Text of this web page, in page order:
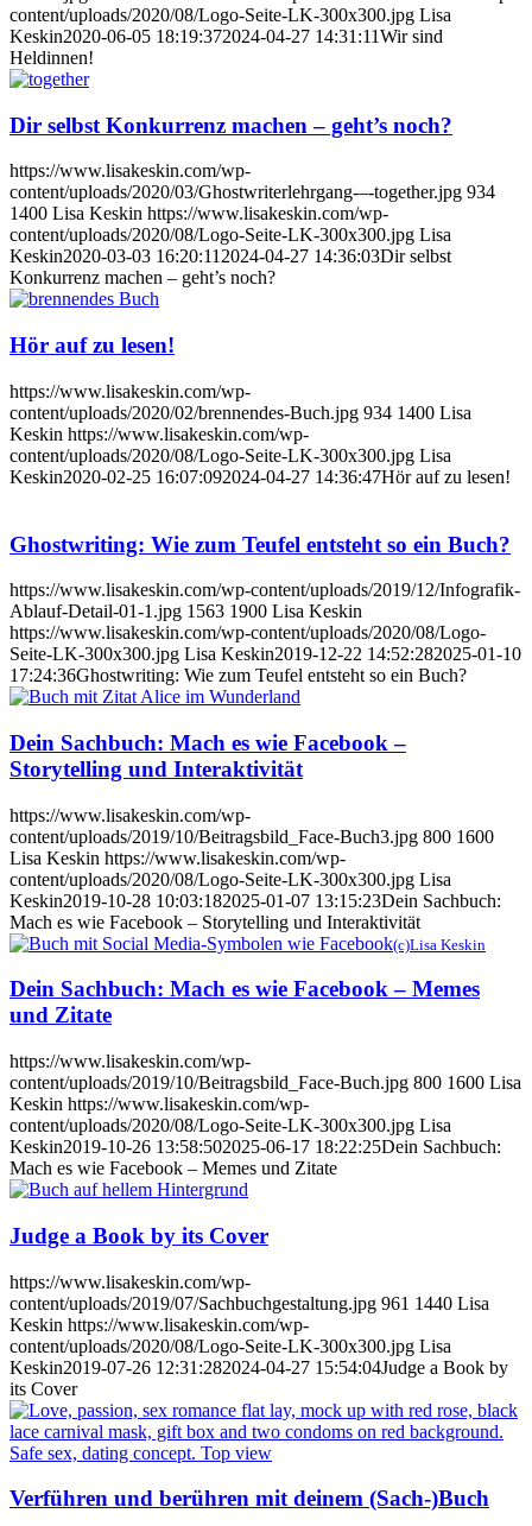
content/uploads/2020/08/Logo-Seite-LK-300x300.jpg Lisa
Keskin2020-06-05 18:19:372024-04-27 14:31:11Wir sind
Heldinnen!
Dir selbst Konkurrenz machen – geht’s noch?
https://www.lisakeskin.com/wp-
content/uploads/2020/03/Ghostwriterlehrgang-–-together.jpg 934
1400 Lisa Keskin https://www.lisakeskin.com/wp-
content/uploads/2020/08/Logo-Seite-LK-300x300.jpg Lisa
Keskin2020-03-03 16:20:112024-04-27 14:36:03Dir selbst
Konkurrenz machen – geht’s noch?
Hör auf zu lesen!
https://www.lisakeskin.com/wp-
content/uploads/2020/02/brennendes-Buch.jpg 934 1400 Lisa
Keskin https://www.lisakeskin.com/wp-
content/uploads/2020/08/Logo-Seite-LK-300x300.jpg Lisa
Keskin2020-02-25 16:07:092024-04-27 14:36:47Hör auf zu lesen!
Ghostwriting: Wie zum Teufel entsteht so ein Buch?
https://www.lisakeskin.com/wp-content/uploads/2019/12/Infografik-
Ablauf-Detail-01-1.jpg 1563 1900 Lisa Keskin
https://www.lisakeskin.com/wp-content/uploads/2020/08/Logo-
Seite-LK-300x300.jpg Lisa Keskin2019-12-22 14:52:282025-01-10
17:24:36Ghostwriting: Wie zum Teufel entsteht so ein Buch?
Dein Sachbuch: Mach es wie Facebook –
Storytelling und Interaktivität
https://www.lisakeskin.com/wp-
content/uploads/2019/10/Beitragsbild_Face-Buch3.jpg 800 1600
Lisa Keskin https://www.lisakeskin.com/wp-
content/uploads/2020/08/Logo-Seite-LK-300x300.jpg Lisa
Keskin2019-10-28 10:03:182025-01-07 13:15:23Dein Sachbuch:
Mach es wie Facebook – Storytelling und Interaktivität
(c)Lisa Keskin
Dein Sachbuch: Mach es wie Facebook – Memes
und Zitate
https://www.lisakeskin.com/wp-
content/uploads/2019/10/Beitragsbild_Face-Buch.jpg 800 1600 Lisa
Keskin https://www.lisakeskin.com/wp-
content/uploads/2020/08/Logo-Seite-LK-300x300.jpg Lisa
Keskin2019-10-26 13:58:502025-06-17 18:22:25Dein Sachbuch:
Mach es wie Facebook – Memes und Zitate
Judge a Book by its Cover
https://www.lisakeskin.com/wp-
content/uploads/2019/07/Sachbuchgestaltung.jpg 961 1440 Lisa
Keskin https://www.lisakeskin.com/wp-
content/uploads/2020/08/Logo-Seite-LK-300x300.jpg Lisa
Keskin2019-07-26 12:31:282024-04-27 15:54:04Judge a Book by
its Cover
Verführen und berühren mit deinem (Sach-)Buch